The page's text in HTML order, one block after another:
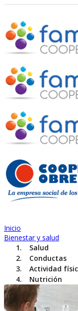
Inicio
Bienestar y salud
Salud
Conductas
Actividad
Nutrición